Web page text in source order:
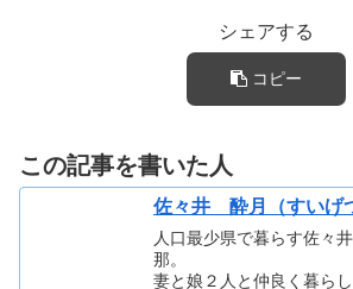
シェアする
コピー
この記事を書いた人
佐々井 酔月（すいげ
人口最少県で暮らす佐々
那。
妻と娘２人と仲良く暮ら